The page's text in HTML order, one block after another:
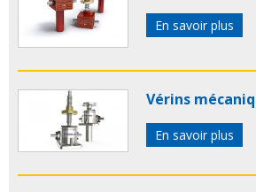
En savoir plus
Vérins
En savoir plus